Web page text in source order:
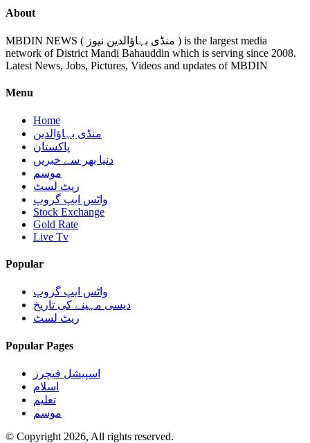
About
MBDIN NEWS ( منڈی بہاؤالدین نیوز ) is the largest media
network of District Mandi Bahauddin which is serving since 2008.
Latest News, Jobs, Pictures, Videos and updates of MBDIN
Menu
Home
منڈی بہاؤالدین
پاکستان
دنیا بھر سے خبریں
موسم
ریٹ لسٹ
واٹس ایپ گروپ
Stock Exchange
Gold Rate
Live Tv
Popular
واٹس ایپ گروپ
دیسی مہینے کی تاریخ
ریٹ لسٹ
Popular Pages
اسپیشل فیچرز
اسلام
تعلیم
موسم
© Copyright 2026, All rights reserved.